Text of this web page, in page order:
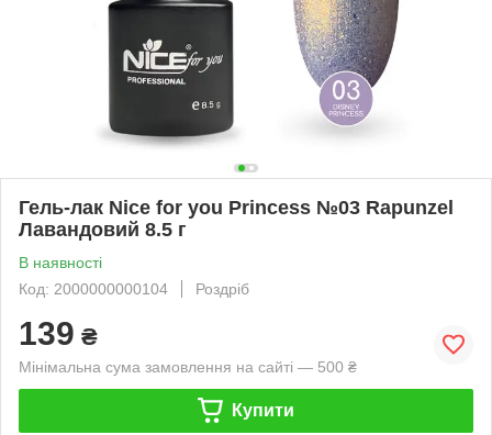
Гель-лак Nice for you Princess №03 Rapunzel
Лавандовий 8.5 г
В наявності
Код: 2000000000104
Роздріб
139 ₴
Мінімальна сума замовлення на сайті — 500 ₴
Купити